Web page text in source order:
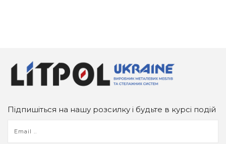
Підпишіться на нашу розсилку і будьте в курсі подій